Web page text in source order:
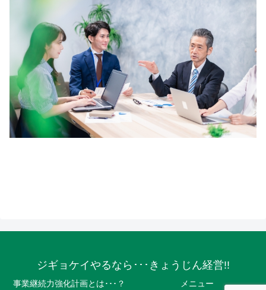
ジギョケイやるなら･･･きょうじん経営!!
事業継続力強化計画とは･･･？ メニュー